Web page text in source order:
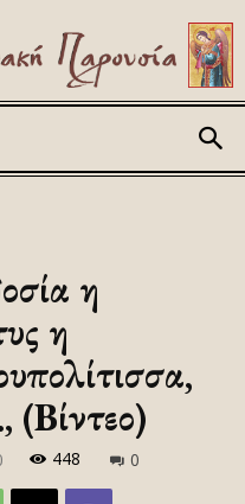
η
η
(Βίντεο)
448 0